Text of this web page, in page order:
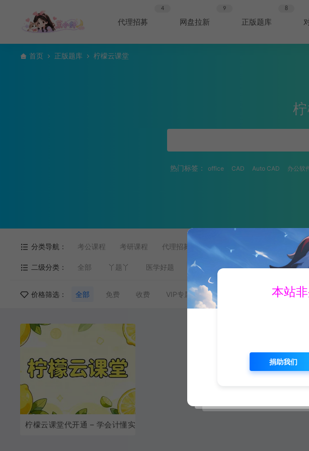
代理招募
4
网盘拉新
9
正版题库
8
首页 正版题库 柠檬云课堂
热门标签： office CAD Auto CAD 办公软
分类导航： 考公课程 考研课程 代理招募 网盘拉新 对标
二级分类： 全部 丫题丫 医学好题 柠檬云课堂 毕过题库 考证
价格筛选： 全部 免费 收费 VIP专属 VIP免费
柠檬云课堂代开通 – 学会计懂实操，找工作不迷路
本站
捐助我们